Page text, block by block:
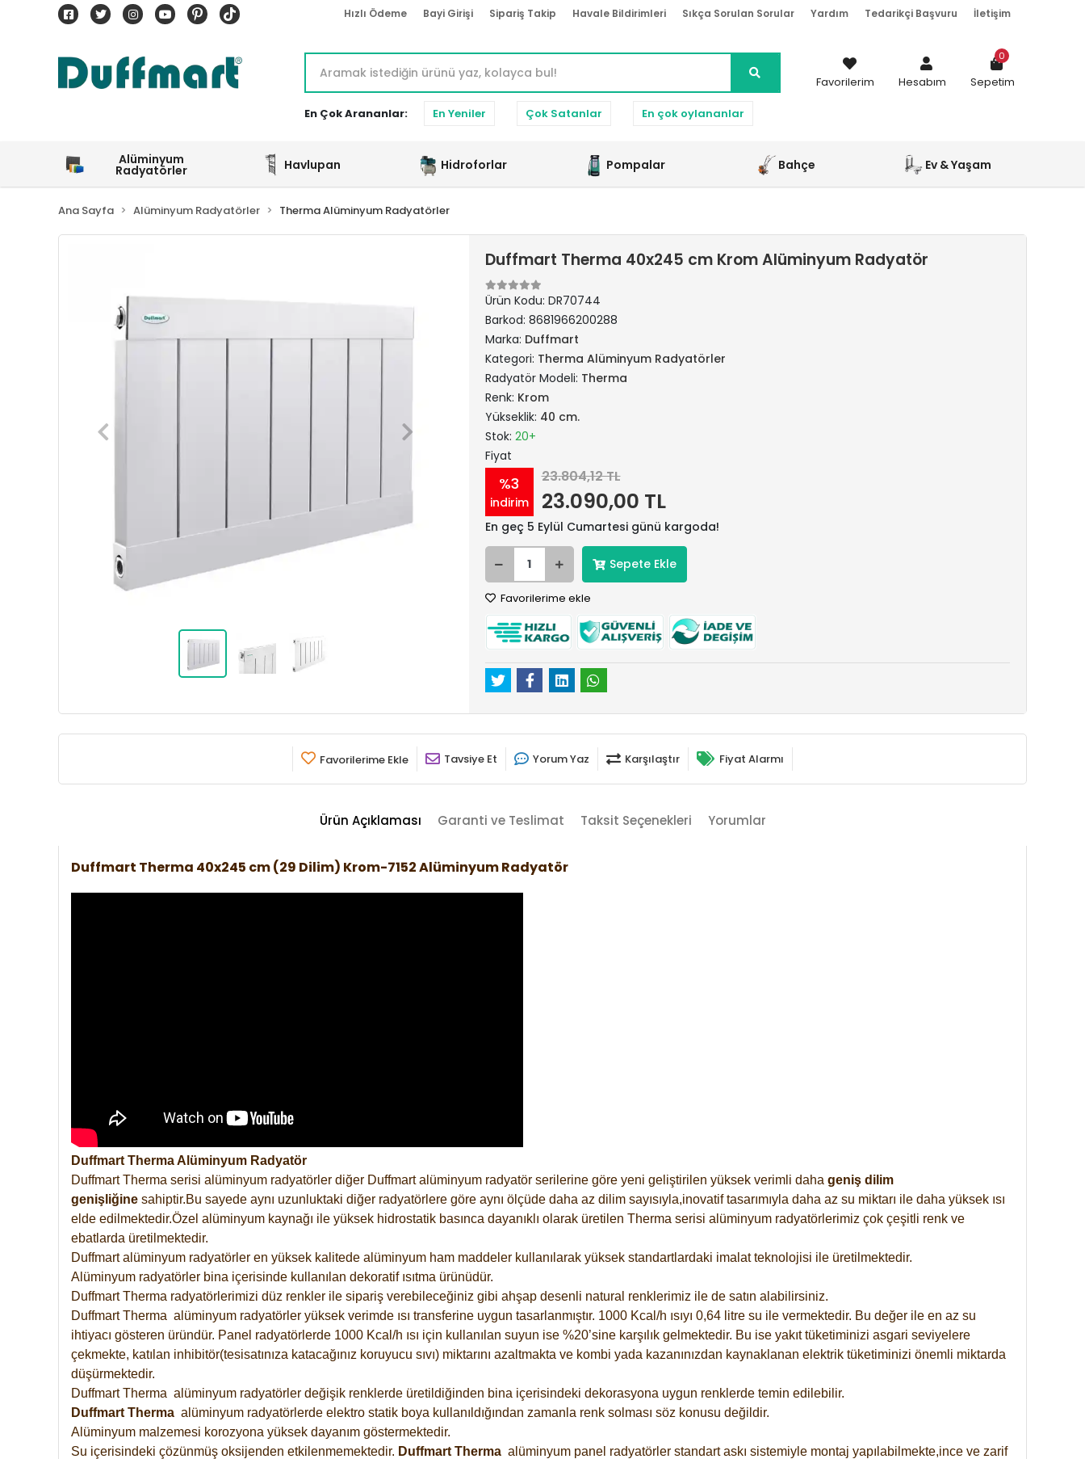
Hızlı Ödeme Bayi Girişi Sipariş Takip Havale Bildirimleri Sıkça Sorulan Sorular Yardım Tedarikçi Başvuru İletişim
En Çok Arananlar: En Yeniler Çok Satanlar En çok oylananlar
Favorilerim Hesabım Sepetim
0
Alüminyum
Radyatörler Havlupan Hidroforlar Pompalar Bahçe Ev & Yaşam
Ana Sayfa Alüminyum Radyatörler Therma Alüminyum Radyatörler
Duffmart Therma 40x245 cm Krom Alüminyum Radyatör
Ürün Kodu: DR70744
Barkod: 8681966200288
Marka: Duffmart
Kategori: Therma Alüminyum Radyatörler
Radyatör Modeli: Therma
Renk: Krom
Yükseklik: 40 cm.
Stok: 20+
Fiyat
%3
indirim
23.804,12 TL
23.090,00 TL
En geç 5 Eylül Cumartesi günü kargoda!
Sepete Ekle
Favorilerime ekle
Favorilerime Ekle Tavsiye Et Yorum Yaz Karşılaştır Fiyat Alarmı
Ürün Açıklaması Garanti ve Teslimat Taksit Seçenekleri Yorumlar
Duffmart Therma 40x245 cm (29 Dilim) Krom-7152 Alüminyum Radyatör
Duffmart Therma Alüminyum Radyatör
Duffmart Therma serisi alüminyum radyatörler diğer Duffmart alüminyum radyatör serilerine göre yeni geliştirilen yüksek verimli daha geniş dilim
genişliğine sahiptir.Bu sayede aynı uzunluktaki diğer radyatörlere göre aynı ölçüde daha az dilim sayısıyla,inovatif tasarımıyla daha az su miktarı ile daha yüksek ısı
elde edilmektedir.Özel alüminyum kaynağı ile yüksek hidrostatik basınca dayanıklı olarak üretilen Therma serisi alüminyum radyatörlerimiz çok çeşitli renk ve
ebatlarda üretilmektedir.
Duffmart alüminyum radyatörler en yüksek kalitede alüminyum ham maddeler kullanılarak yüksek standartlardaki imalat teknolojisi ile üretilmektedir.
Alüminyum radyatörler bina içerisinde kullanılan dekoratif ısıtma ürünüdür.
Duffmart Therma radyatörlerimizi düz renkler ile sipariş verebileceğiniz gibi ahşap desenli natural renklerimiz ile de satın alabilirsiniz.
Duffmart Therma alüminyum radyatörler yüksek verimde ısı transferine uygun tasarlanmıştır. 1000 Kcal/h ısıyı 0,64 litre su ile vermektedir. Bu değer ile en az su
ihtiyacı gösteren üründür. Panel radyatörlerde 1000 Kcal/h ısı için kullanılan suyun ise %20’sine karşılık gelmektedir. Bu ise yakıt tüketiminizi asgari seviyelere
çekmekte, katılan inhibitör(tesisatınıza katacağınız koruyucu sıvı) miktarını azaltmakta ve kombi yada kazanınızdan kaynaklanan elektrik tüketiminizi önemli miktarda
düşürmektedir.
Duffmart Therma alüminyum radyatörler değişik renklerde üretildiğinden bina içerisindeki dekorasyona uygun renklerde temin edilebilir.
Duffmart Therma alüminyum radyatörlerde elektro statik boya kullanıldığından zamanla renk solması söz konusu değildir.
Alüminyum malzemesi korozyona yüksek dayanım göstermektedir.
Su içerisindeki çözünmüş oksijenden etkilenmemektedir. Duffmart Therma alüminyum panel radyatörler standart askı sistemiyle montaj yapılabilmekte,ince ve zarif